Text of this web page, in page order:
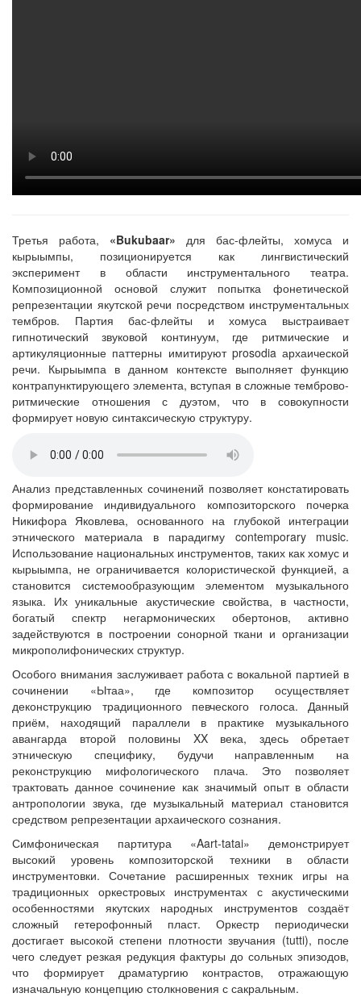
Третья работа, «Bukubaar» для бас-флейты, хомуса и
кырыымпы, позиционируется как лингвистический
эксперимент в области инструментального театра.
Композиционной основой служит попытка фонетической
репрезентации якутской речи посредством инструментальных
тембров. Партия бас-флейты и хомуса выстраивает
гипнотический звуковой континуум, где ритмические и
артикуляционные паттерны имитируют prosodia архаической
речи. Кырыымпа в данном контексте выполняет функцию
контрапунктирующего элемента, вступая в сложные темброво-
ритмические отношения с дуэтом, что в совокупности
формирует новую синтаксическую структуру.
Анализ представленных сочинений позволяет констатировать
формирование индивидуального композиторского почерка
Никифора Яковлева, основанного на глубокой интеграции
этнического материала в парадигму contemporary music.
Использование национальных инструментов, таких как хомус и
кырыымпа, не ограничивается колористической функцией, а
становится системообразующим элементом музыкального
языка. Их уникальные акустические свойства, в частности,
богатый спектр негармонических обертонов, активно
задействуются в построении сонорной ткани и организации
микрополифонических структур.
Особого внимания заслуживает работа с вокальной партией в
сочинении «Ытаа», где композитор осуществляет
деконструкцию традиционного певческого голоса. Данный
приём, находящий параллели в практике музыкального
авангарда второй половины XX века, здесь обретает
этническую специфику, будучи направленным на
реконструкцию мифологического плача. Это позволяет
трактовать данное сочинение как значимый опыт в области
антропологии звука, где музыкальный материал становится
средством репрезентации архаического сознания.
Симфоническая партитура «Aart-tatai» демонстрирует
высокий уровень композиторской техники в области
инструментовки. Сочетание расширенных техник игры на
традиционных оркестровых инструментах с акустическими
особенностями якутских народных инструментов создаёт
сложный гетерофонный пласт. Оркестр периодически
достигает высокой степени плотности звучания (tutti), после
чего следует резкая редукция фактуры до сольных эпизодов,
что формирует драматургию контрастов, отражающую
изначальную концепцию столкновения с сакральным.